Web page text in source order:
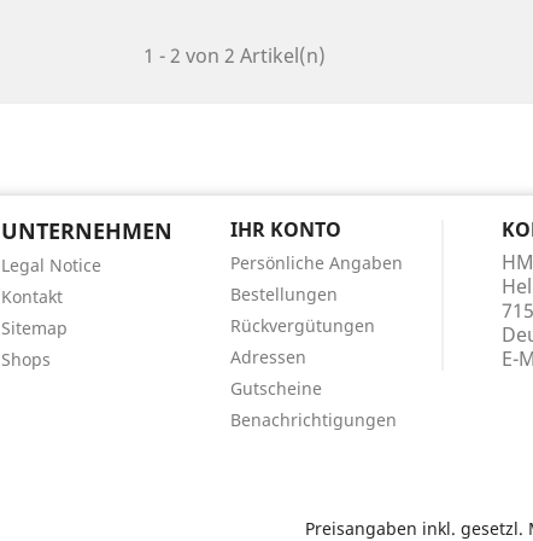
1 - 2 von 2 Artikel(n)
UNTERNEHMEN
Legal Notice
Kontakt
Sitemap
Shops
IHR KONTO
Persönliche Angaben
Bestellungen
Rückvergütungen
Adressen
Gutscheine
Benachrichtigungen
E-
Preisangaben inkl. gesetzl.